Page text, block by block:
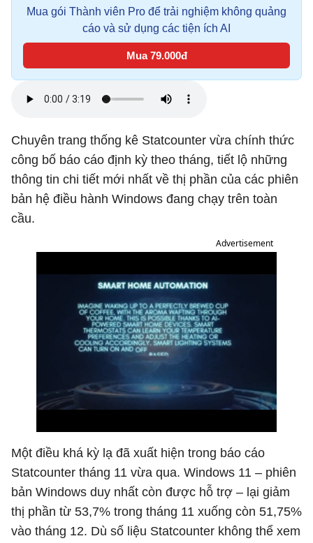
Mua gói Thành viên Pro để trải nghiệm không quảng
cáo và sử dụng các tiện ích AI
Mua 79.000đ
Chuyên trang thống kê Statcounter vừa chính thức
công bố báo cáo định kỳ theo tháng, tiết lộ những
thông tin chi tiết mới nhất về thị phần của các phiên
bản hệ điều hành Windows đang chạy trên toàn
cầu.
Advertisement
Một điều khá kỳ lạ đã xuất hiện trong báo cáo
Statcounter tháng 11 vừa qua. Windows 11 – phiên
bản Windows duy nhất còn được hỗ trợ – lại giảm
thị phần từ 53,7% trong tháng 11 xuống còn 51,75%
vào tháng 12. Dù số liệu Statcounter không thể xem